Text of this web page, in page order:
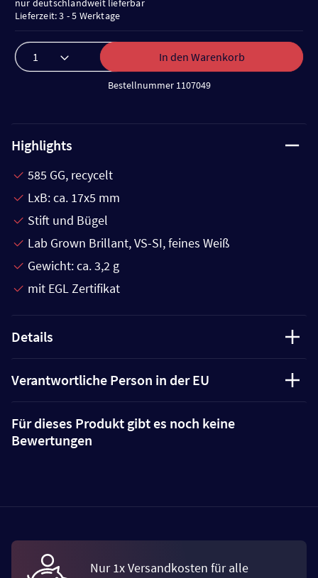
In den Warenkorb
Bestellnummer 1107049
Lieferzeit: 3 - 5 Werktage
Highlights
585 GG, recycelt
LxB: ca. 17x5 mm
Stift und Bügel
Lab Grown Brillant, VS-SI, feines Weiß
Gewicht: ca. 3,2 g
mit EGL Zertifikat
Details
Verantwortliche Person in der EU
Für dieses Produkt gibt es noch keine
Bewertungen
Nur 1x Versandkosten für alle